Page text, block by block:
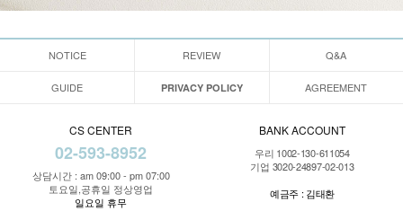
NOTICE REVIEW Q&A
GUIDE PRIVACY POLICY AGREEMENT
CS CENTER
02-593-8952
상담시간 : am 09:00 - pm 07:00
토요일,공휴일 정상영업
일요일 휴무
BANK ACCOUNT
우리 1002-130-611054
기업 3020-24897-02-013
예금주 : 김태환